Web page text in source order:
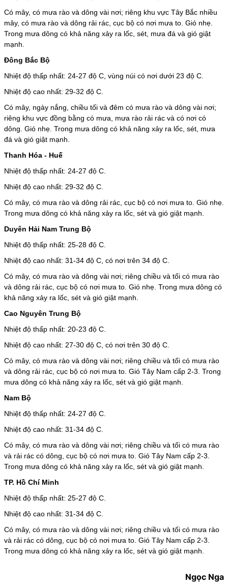
Có mây, có mưa rào và dông vài nơi; riêng khu vực Tây Bắc nhiều
mây, có mưa rào và dông rải rác, cục bộ có nơi mưa to. Gió nhẹ.
Trong mưa dông có khả năng xảy ra lốc, sét, mưa đá và gió giật
mạnh.
Đông Bắc Bộ
Nhiệt độ thấp nhất: 24-27 độ C, vùng núi có nơi dưới 23 độ C.
Nhiệt độ cao nhất: 29-32 độ C.
Có mây, ngày nắng, chiều tối và đêm có mưa rào và dông vài nơi;
riêng khu vực đồng bằng có mưa, mưa rào rải rác và có nơi có
dông. Gió nhẹ. Trong mưa dông có khả năng xảy ra lốc, sét, mưa
đá và gió giật mạnh.
Thanh Hóa - Huế
Nhiệt độ thấp nhất: 24-27 độ C.
Nhiệt độ cao nhất: 29-32 độ C.
Có mây, có mưa rào và dông rải rác, cục bộ có nơi mưa to. Gió nhẹ.
Trong mưa dông có khả năng xảy ra lốc, sét và gió giật mạnh.
Duyên Hải Nam Trung Bộ
Nhiệt độ thấp nhất: 25-28 độ C.
Nhiệt độ cao nhất: 31-34 độ C, có nơi trên 34 độ C.
Có mây, có mưa rào và dông vài nơi; riêng chiều và tối có mưa rào
và dông rải rác, cục bộ có nơi mưa to. Gió nhẹ. Trong mưa dông có
khả năng xảy ra lốc, sét và gió giật mạnh.
Cao Nguyên Trung Bộ
Nhiệt độ thấp nhất: 20-23 độ C.
Nhiệt độ cao nhất: 27-30 độ C, có nơi trên 30 độ C.
Có mây, có mưa rào và dông vài nơi; riêng chiều và tối có mưa rào
và dông rải rác, cục bộ có nơi mưa to. Gió Tây Nam cấp 2-3. Trong
mưa dông có khả năng xảy ra lốc, sét và gió giật mạnh.
Nam Bộ
Nhiệt độ thấp nhất: 24-27 độ C.
Nhiệt độ cao nhất: 31-34 độ C.
Có mây, có mưa rào và dông vài nơi; riêng chiều và tối có mưa rào
và rải rác có dông, cục bộ có nơi mưa to. Gió Tây Nam cấp 2-3.
Trong mưa dông có khả năng xảy ra lốc, sét và gió giật mạnh.
TP. Hồ Chí Minh
Nhiệt độ thấp nhất: 25-27 độ C.
Nhiệt độ cao nhất: 31-34 độ C.
Có mây, có mưa rào và dông vài nơi; riêng chiều và tối có mưa rào
và rải rác có dông, cục bộ có nơi mưa to. Gió Tây Nam cấp 2-3.
Trong mưa dông có khả năng xảy ra lốc, sét và gió giật mạnh.
Ngọc Nga